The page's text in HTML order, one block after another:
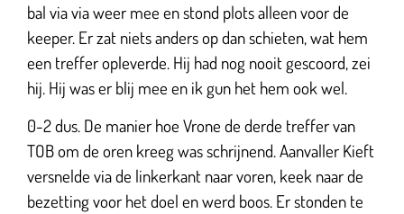
bal via via weer mee en stond plots alleen voor de
keeper. Er zat niets anders op dan schieten, wat hem
een treffer opleverde. Hij had nog nooit gescoord, zei
hij. Hij was er blij mee en ik gun het hem ook wel.
0-2 dus. De manier hoe Vrone de derde treffer van
TOB om de oren kreeg was schrijnend. Aanvaller Kieft
versnelde via de linkerkant naar voren, keek naar de
bezetting voor het doel en werd boos. Er stonden te